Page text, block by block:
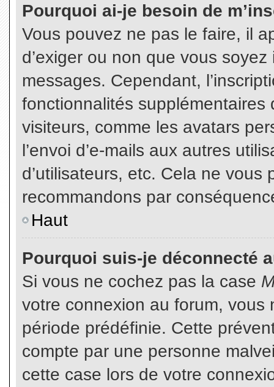
Pourquoi ai-je besoin de
Vous pouvez ne pas le faire, il
d’exiger ou non que vous
messages. Cependant,
fonctionnalités
visiteurs, comme les avatars
l’envoi d’e-mails aux autres
d’utilisateurs, etc. Cela ne vous
recommandons par
Haut
Pourquoi suis-je déconnecté
Si vous ne cochez pas la case
votre connexion au forum,
période prédéfinie. Cette
compte par une personne
cette case lors de votre